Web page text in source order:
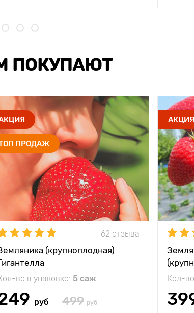
ПОКУПАЮТ
ПРОДАЖ
62 отзыва
(крупноплодная)
во в упаковке: 5 саж
руб 499 руб
АКЦИЯ
Кол-